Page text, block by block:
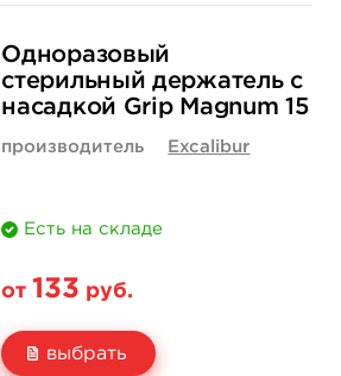
купить купить
Одноразовый
стерильный держатель с
насадкой Grip Magnum 15
производитель Excalibur
Есть на складе
от 133 руб.
выбрать